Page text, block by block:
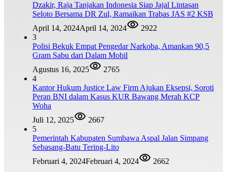
Dzakir, Raja Tanjakan Indonesia Siap Jajal Lintasan
Seloto Bersama DR Zul, Ramaikan Trabas JAS #2 KSB
April 14, 2024April 14, 2024
2922
3
Polisi Bekuk Empat Pengedar Narkoba, Amankan 90,5
Gram Sabu dari Dalam Mobil
Agustus 16, 2025
2765
4
Kantor Hukum Justice Law Firm Ajukan Eksepsi, Soroti
Peran BNI dalam Kasus KUR Bawang Merah KCP
Woha
Juli 12, 2025
2667
5
Pemerintah Kabupaten Sumbawa Aspal Jalan Simpang
Sebasang-Batu Tering-Lito
Februari 4, 2024Februari 4, 2024 2662